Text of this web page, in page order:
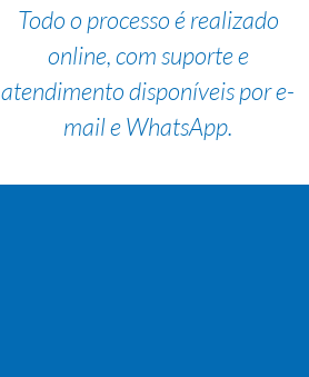
Todo o processo é realizado
online, com suporte e
atendimento disponíveis por e-
mail e WhatsApp.